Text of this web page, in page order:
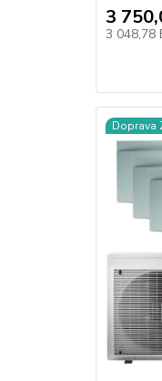
3
3 048,78
Doprava